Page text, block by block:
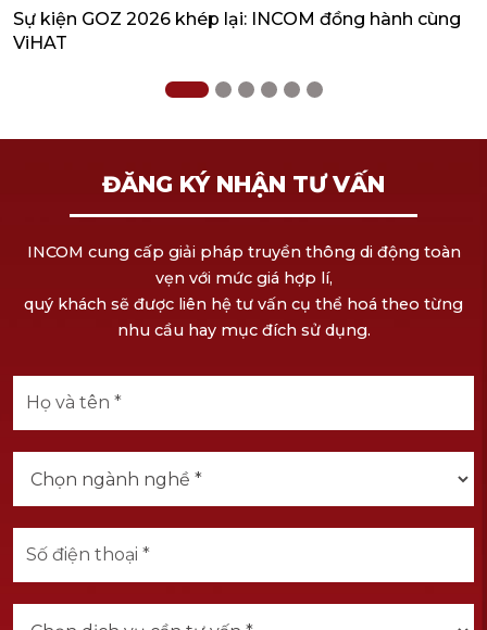
Sự kiện GOZ 2026 khép lại: INCOM đồng hành cùng
ViHAT
ĐĂNG KÝ NHẬN TƯ VẤN
INCOM cung cấp giải pháp truyền thông di động toàn
vẹn với mức giá hợp lí,
quý khách sẽ được liên hệ tư vấn cụ thể hoá theo từng
nhu cầu hay mục đích sử dụng.